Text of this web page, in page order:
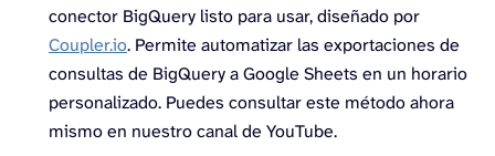
conector BigQuery listo para usar, diseñado por
Coupler.io. Permite automatizar las exportaciones de
consultas de BigQuery a Google Sheets en un horario
personalizado. Puedes consultar este método ahora
mismo en nuestro canal de YouTube.